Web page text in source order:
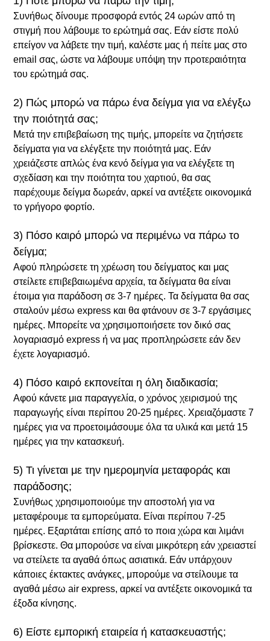
Συνήθως δίνουμε προσφορά εντός 24 ωρών από τη
στιγμή που λάβουμε το ερώτημά σας. Εάν είστε πολύ
επείγον να λάβετε την τιμή, καλέστε μας ή πείτε μας στο
email σας, ώστε να λάβουμε υπόψη την προτεραιότητα
του ερώτημά σας.
2) Πώς μπορώ να πάρω ένα δείγμα για να ελέγξω
την ποιότητά σας;
Μετά την επιβεβαίωση της τιμής, μπορείτε να ζητήσετε
δείγματα για να ελέγξετε την ποιότητά μας. Εάν
χρειάζεστε απλώς ένα κενό δείγμα για να ελέγξετε τη
σχεδίαση και την ποιότητα του χαρτιού, θα σας
παρέχουμε δείγμα δωρεάν, αρκεί να αντέξετε οικονομικά
το γρήγορο φορτίο.
3) Πόσο καιρό μπορώ να περιμένω να πάρω το
δείγμα;
Αφού πληρώσετε τη χρέωση του δείγματος και μας
στείλετε επιβεβαιωμένα αρχεία, τα δείγματα θα είναι
έτοιμα για παράδοση σε 3-7 ημέρες. Τα δείγματα θα σας
σταλούν μέσω express και θα φτάνουν σε 3-7 εργάσιμες
ημέρες. Μπορείτε να χρησιμοποιήσετε τον δικό σας
λογαριασμό express ή να μας προπληρώσετε εάν δεν
έχετε λογαριασμό.
4) Πόσο καιρό εκπονείται η όλη διαδικασία;
Αφού κάνετε μια παραγγελία, ο χρόνος χειρισμού της
παραγωγής είναι περίπου 20-25 ημέρες. Χρειαζόμαστε 7
ημέρες για να προετοιμάσουμε όλα τα υλικά και μετά 15
ημέρες για την κατασκευή.
5) Τι γίνεται με την ημερομηνία μεταφοράς και
παράδοσης;
Συνήθως χρησιμοποιούμε την αποστολή για να
μεταφέρουμε τα εμπορεύματα. Είναι περίπου 7-25
ημέρες. Εξαρτάται επίσης από το ποια χώρα και λιμάνι
βρίσκεστε. Θα μπορούσε να είναι μικρότερη εάν χρειαστεί
να στείλετε τα αγαθά όπως ασιατικά. Εάν υπάρχουν
κάποιες έκτακτες ανάγκες, μπορούμε να στείλουμε τα
αγαθά μέσω air express, αρκεί να αντέξετε οικονομικά τα
έξοδα κίνησης.
6) Είστε εμπορική εταιρεία ή κατασκευαστής;